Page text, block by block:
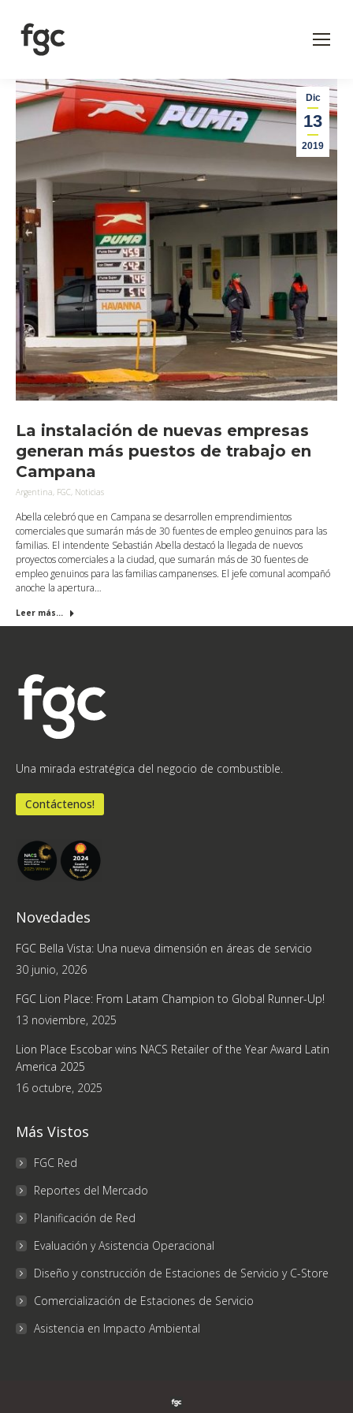
Dic
13
2019
La instalación de nuevas empresas
generan más puestos de trabajo en
Campana
Argentina, FGC, Noticias
Abella celebró que en Campana se desarrollen emprendimientos
comerciales que sumarán más de 30 fuentes de empleo genuinos para las
familias. El intendente Sebastián Abella destacó la llegada de nuevos
proyectos comerciales a la ciudad, que sumarán más de 30 fuentes de
empleo genuinos para las familias campanenses. El jefe comunal acompañó
anoche la apertura…
Leer más...
Una mirada estratégica del negocio de combustible.
Contáctenos!
Novedades
FGC Bella Vista: Una nueva dimensión en áreas de servicio
30 junio, 2026
FGC Lion Place: From Latam Champion to Global Runner-Up!
13 noviembre, 2025
Lion Place Escobar wins NACS Retailer of the Year Award Latin
America 2025
16 octubre, 2025
Más Vistos
FGC Red
Reportes del Mercado
Planificación de Red
Evaluación y Asistencia Operacional
Diseño y construcción de Estaciones de Servicio y C-Store
Comercialización de Estaciones de Servicio
Asistencia en Impacto Ambiental